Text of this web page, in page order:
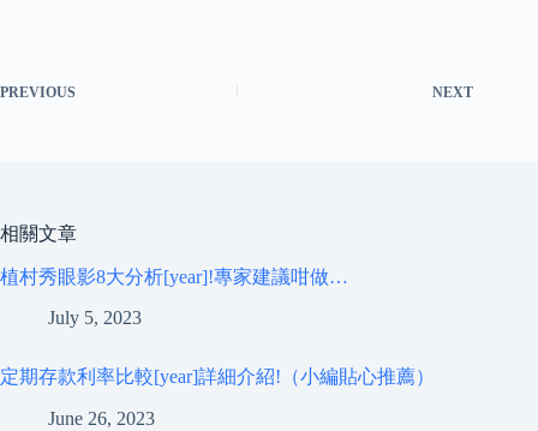
PREVIOUS NEXT
相關文章
植村秀眼影8大分析[year]!專家建議咁做…
July 5, 2023
定期存款利率比較[year]詳細介紹!（小編貼心推薦）
June 26, 2023